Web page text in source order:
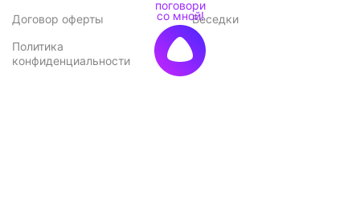
Договор оферты
Политика
конфиденциальности
Беседки